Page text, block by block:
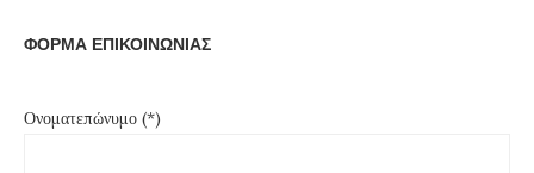
ΦΟΡΜΑ ΕΠΙΚΟΙΝΩΝΙΑΣ
Ονοματεπώνυμο (*)